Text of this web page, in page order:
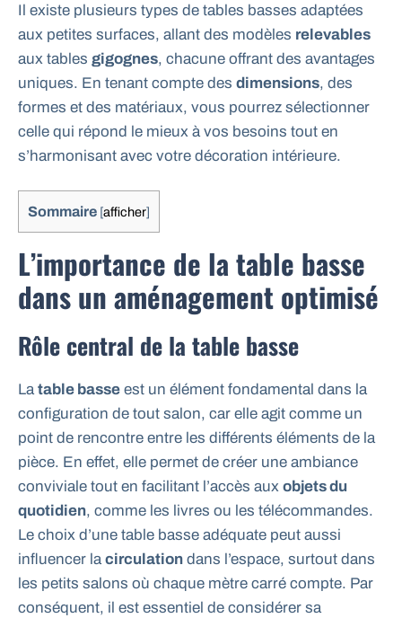
Il existe plusieurs types de tables basses adaptées
aux petites surfaces, allant des modèles relevables
aux tables gigognes, chacune offrant des avantages
uniques. En tenant compte des dimensions, des
formes et des matériaux, vous pourrez sélectionner
celle qui répond le mieux à vos besoins tout en
s’harmonisant avec votre décoration intérieure.
Sommaire [afficher]
L’importance de la table basse
dans un aménagement optimisé
Rôle central de la table basse
Latable basse est un élément fondamental dans la
configuration de tout salon, car elle agit comme un
point de rencontre entre les différents éléments de la
pièce. En effet, elle permet de créer une ambiance
conviviale tout en facilitant l’accès aux objets du
quotidien, comme les livres ou les télécommandes.
Le choix d’une table basse adéquate peut aussi
influencer lacirculation dans l’espace, surtout dans
les petits salons où chaque mètre carré compte. Par
conséquent, il est essentiel de considérer sa